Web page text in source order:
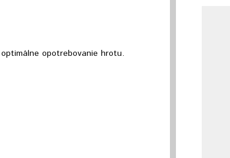
opotrebovanie hrotu.